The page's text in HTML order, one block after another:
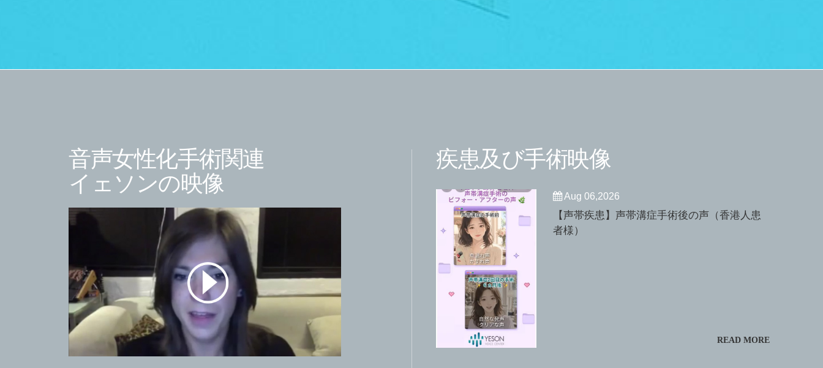
音声女性化手術関連
イェソンの映像
疾患及び手術映像
Aug 06,2026
【声帯疾患】声帯溝症手術後の声（香港人患
者様）
READ MORE